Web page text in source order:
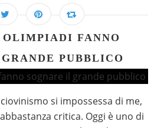
OLIMPIADI FANNO
PUBBLICO
si impossessa di me,
critica. Oggi è uno di